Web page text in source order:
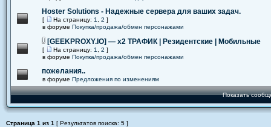
Hoster Solutions - Надежные сервера для ваших задач.
[ На страницу: 1 2 ]
в форуме Покупка/продажа/обмен персонажами
[GEEKPROXY.IO] — x2 ТРАФИК | Резидентские | Мобильные
[ На страницу: 1 2 ]
в форуме Покупка/продажа/обмен персонажами
пожелания..
в форуме Предложения по изменениям
Показать
Страница 1 из 1 [ Результатов поиска: 5 ]